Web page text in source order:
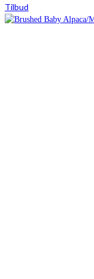
pris
pris
Tilbud